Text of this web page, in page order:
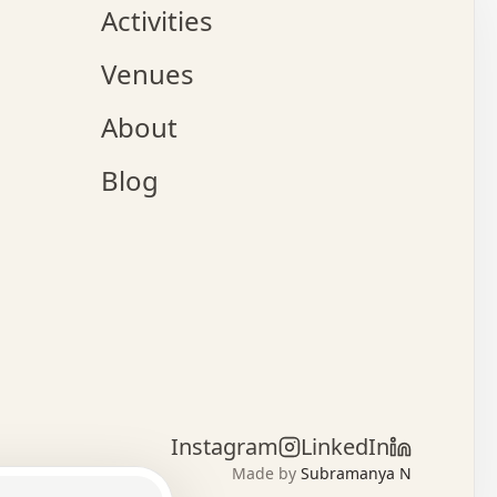
.   .   .   .   .   .   .   .   x   .   .   .   .
o   .   .   .   .   .   .   .   .   x   .   .   .
.   .   .   :   .   .   .   x   .   .   .   :   .
.   .   .   +   .   .   .   .   .   .   .   .   x
.   .   x   .   .   .   .   .   .   :   .   .   .
.   .   .   .   .   +   .   .   .   .   x   .   .
.   .   .   .   x   .   .   o   .   .   .   .   .
.   .   .   .   .   .   .   .   .   .   .   .   .
x   .   .   .   .   .   +   .   .   x   .   .   .
.   .   .   .   +   o   .   .   .   .   .   x   .
.   .   .   .   .   .   .   .   .   .   :   .   .
.   x   .   .   .   .   .   .   .   :   .   .   .
.   x   :   x   .   .   .   .   .   .   .   .   +
.   .   .   .   .   .   .   .   .   .   .   .   .   .
.   .   .   .   .   +   .   x   +   .   .   .   .
.   .   .   .   .   .   .   .   .   .   .   .   .
.   .   .   .   .   .   .   .   .   .   .   .   x
o   o   o   o   o   o   o   o   .   .   .   .
Activities
Venues
About
Blog
Instagram LinkedIn
Made by Subramanya N